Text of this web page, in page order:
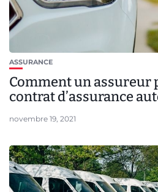
ASSURANCE
Comment un
contrat d’assurance
novembre 19, 2021